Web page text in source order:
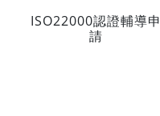
ISO22000認證輔導申
請